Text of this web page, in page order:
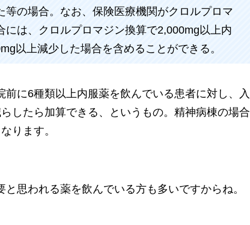
の場合。なお、保険医療機関がクロルプロマ
には、クロルプロマジン換算で2,000mg以上内
以上減少した場合を含めることができる。
に6種類以上内服薬を飲んでいる患者に対し、入
したら加算できる、というもの。精神病棟の場合
ります。
思われる薬を飲んでいる方も多いですからね。